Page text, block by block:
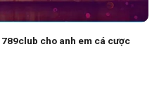
cho anh em cá cược